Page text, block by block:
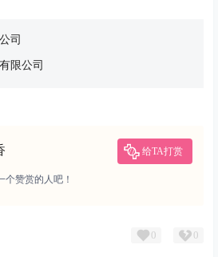
司
限公司
给TA打赏
赞赏的人吧！
0 0